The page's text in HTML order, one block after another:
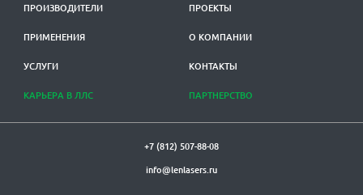
ПРОИЗВОДИТЕЛИ
ПРИМЕНЕНИЯ
УСЛУГИ
КАРЬЕРА В ЛЛС
ПРОЕКТЫ
О КОМПАНИИ
КОНТАКТЫ
ПАРТНЕРСТВО
+7 (812) 507-88-08
info@lenlasers.ru